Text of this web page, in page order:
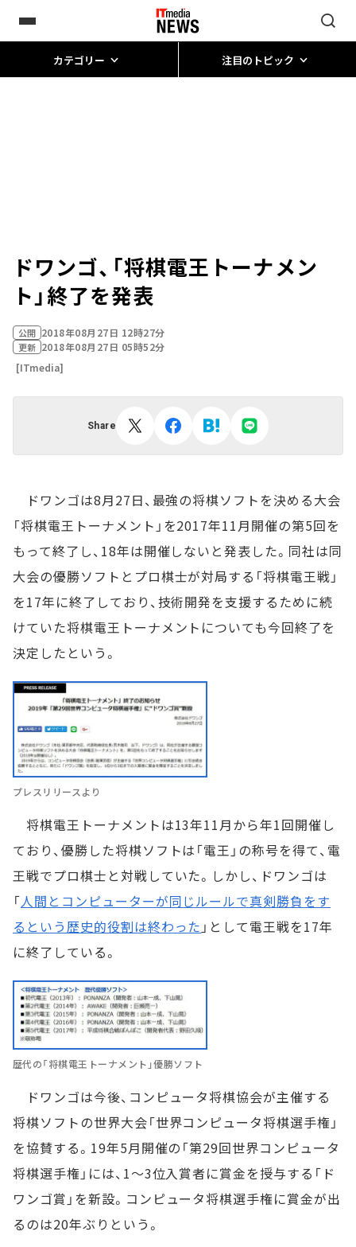
カテゴリー 注目のトピック
ドワンゴ、「将棋電王トーナメン
ト」終了を発表
公開 2018年08月27日 12時27分
更新 2018年08月27日 05時52分
[ITmedia]
Share
ドワンゴは8月27日、最強の将棋ソフトを決める大会
「将棋電王トーナメント」を2017年11月開催の第5回を
もって終了し、18年は開催しないと発表した。同社は同
大会の優勝ソフトとプロ棋士が対局する「将棋電王戦」
を17年に終了しており、技術開発を支援するために続
けていた将棋電王トーナメントについても今回終了を
決定したという。
プレスリリースより
将棋電王トーナメントは13年11月から年1回開催し
ており、優勝した将棋ソフトは「電王」の称号を得て、電
王戦でプロ棋士と対戦していた。しかし、ドワンゴは
「人間とコンピューターが同じルールで真剣勝負をす
るという歴史的役割は終わった 」として電王戦を17年
に終了している。
歴代の「将棋電王トーナメント」優勝ソフト
ドワンゴは今後、コンピュータ将棋協会が主催する
将棋ソフトの世界大会「世界コンピュータ将棋選手権」
を協賛する。19年5月開催の「第29回世界コンピュータ
将棋選手権」には、1～3位入賞者に賞金を授与する「ド
ワンゴ賞」を新設。コンピュータ将棋選手権に賞金が出
るのは20年ぶりという。